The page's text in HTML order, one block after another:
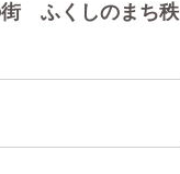
ふくしのまち秩